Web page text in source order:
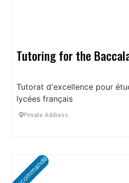
Tutoring for the
Tutorat d'excellence pour
lycées français
Private Address
Recommandé